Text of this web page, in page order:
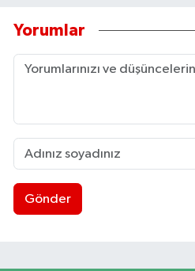
Yorumlar
Gönder